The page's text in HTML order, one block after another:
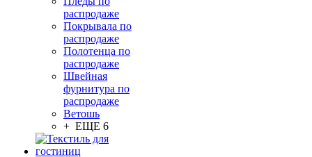
распродаже
Покрывала по
распродаже
Полотенца по
распродаже
Швейная
фурнитура по
распродаже
Ветошь
+ ЕЩЕ 6